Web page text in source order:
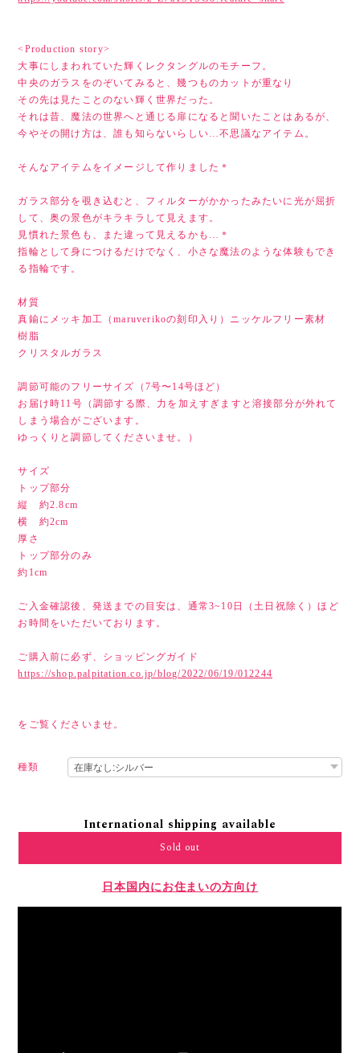
<Production story>
大事にしまわれていた輝くレクタングルのモチーフ。
中央のガラスをのぞいてみると、幾つものカットが重なり
その先は見たことのない輝く世界だった。
それは昔、魔法の世界へと通じる扉になると聞いたことはあるが、
今やその開け方は、誰も知らないらしい…不思議なアイテム。
そんなアイテムをイメージして作りました＊
ガラス部分を覗き込むと、フィルターがかかったみたいに光が屈折
して、奥の景色がキラキラして見えます。
見慣れた景色も、また違って見えるかも…＊
指輪として身につけるだけでなく、小さな魔法のような体験もでき
る指輪です。
材質
真鍮にメッキ加工（maruverikoの刻印入り）ニッケルフリー素材
樹脂
クリスタルガラス
調節可能のフリーサイズ（7号〜14号ほど）
お届け時11号（調節する際、力を加えすぎますと溶接部分が外れて
しまう場合がございます。
ゆっくりと調節してくださいませ。）
サイズ
トップ部分
縦 約2.8cm
横 約2cm
厚さ
トップ部分のみ
約1cm
ご入金確認後、発送までの目安は、通常3~10日（土日祝除く）ほど
お時間をいただいております。
ご購入前に必ず、ショッピングガイド
https://shop.palpitation.co.jp/blog/2022/06/19/012244
をご覧くださいませ。
種類
International shipping available
Sold out
日本国内にお住まいの方向け